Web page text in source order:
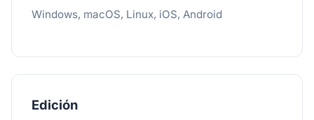
Windows, macOS, Linux, iOS, Android
Edición